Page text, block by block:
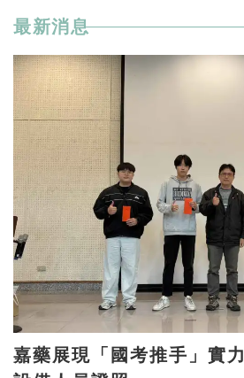
最新消息
嘉藥展現「國考推手」實力 15人勇奪消防